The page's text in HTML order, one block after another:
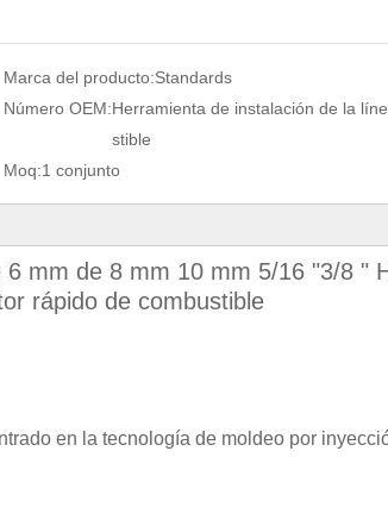
Marca del producto:Standards
Número OEM:Herramienta de instalación de la
stible
Moq:1 conjunto
mm de 8 mm 10 mm 5/16 "3/8 "
rápido de combustible
en la tecnología de moldeo por